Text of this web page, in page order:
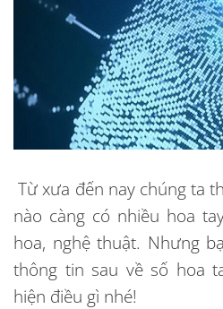
Từ xưa đến nay chúng ta
nào càng có nhiều hoa
hoa, nghệ thuật. Nhưng
thông tin sau về số hoa
hiện điều gì nhé!